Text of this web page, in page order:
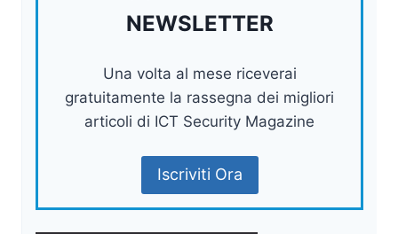
NEWSLETTER
Una volta al mese riceverai
gratuitamente la rassegna dei migliori
articoli di ICT Security Magazine
Iscriviti Ora